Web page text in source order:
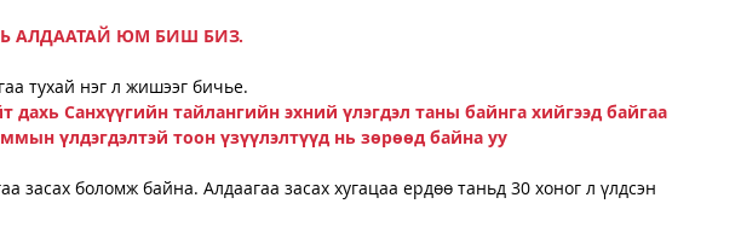
АЛДААТАЙ ЮМ БИШ БИЗ.
тухай нэг л жишээг бичье.
дахь Санхүүгийн тайлангийн эхний үлэгдэл таны байнга хийгээд байгаа
үлдэгдэлтэй тоон үзүүлэлтүүд нь зөрөөд байна уу
засах боломж байна. Алдаагаа засах хугацаа ердөө таньд 30 хоног л үлдсэн